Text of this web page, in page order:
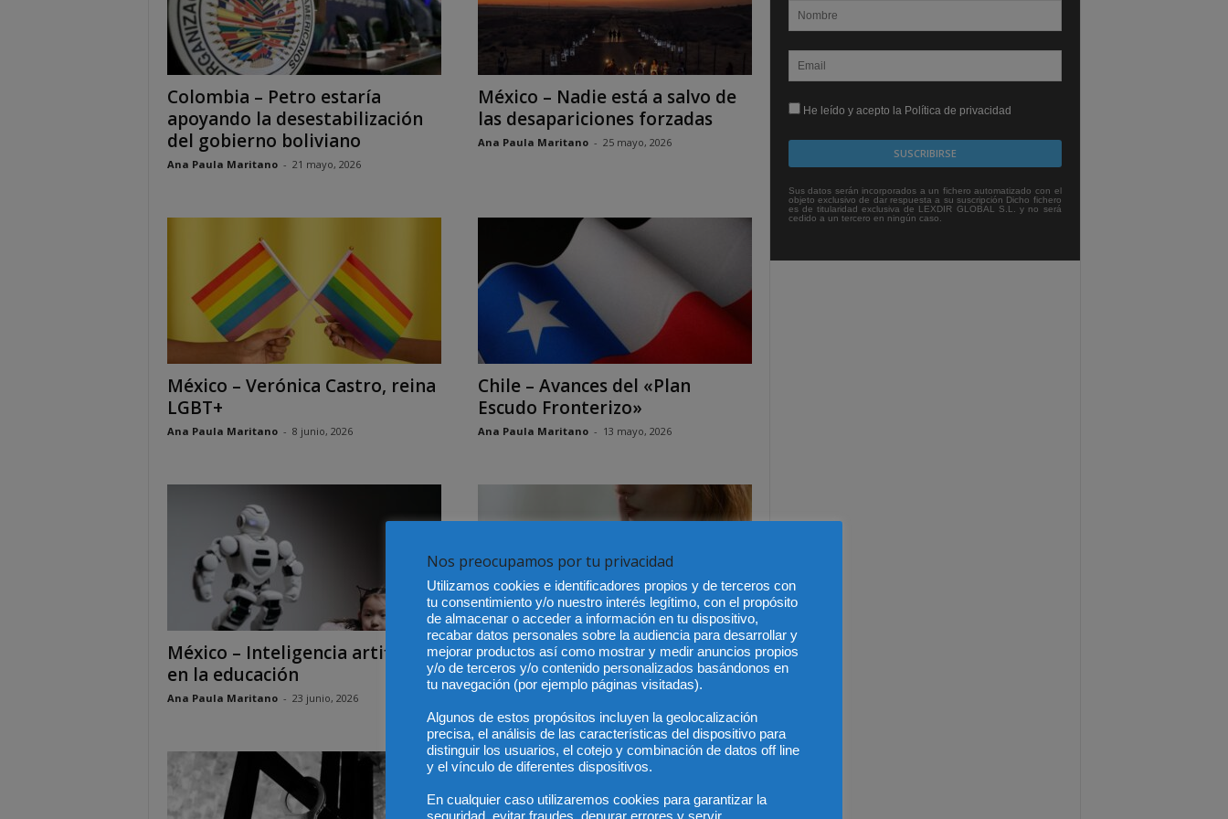
Colombia – Petro estaría
apoyando la desestabilización
del gobierno boliviano
Ana Paula Maritano - 21 mayo, 2026
México – Nadie está a salvo de
las desapariciones forzadas
Ana Paula Maritano - 25 mayo, 2026
México – Verónica Castro, reina
LGBT+
Ana Paula Maritano - 8 junio, 2026
Chile – Avances del «Plan
Escudo Fronterizo»
Ana Paula Maritano - 13 mayo, 2026
México – Inteligencia artificial
en la educación
Ana Paula Maritano - 23 junio, 2026
Chile – Terrorismo, secreto
bancario y lavado de activos
He leído y acepto la Política de privacidad
Sus datos serán incorporados a un fichero automatizado con el
objeto exclusivo de dar respuesta a su suscripción Dicho fichero
es de titularidad exclusiva de LEXDIR GLOBAL S.L. y no será
cedido a un tercero en ningún caso.
Nos preocupamos por tu privacidad
Utilizamos cookies e identificadores propios y de terceros con
tu consentimiento y/o nuestro interés legítimo, con el propósito
de almacenar o acceder a información en tu dispositivo,
recabar datos personales sobre la audiencia para desarrollar y
mejorar productos así como mostrar y medir anuncios propios
y/o de terceros y/o contenido personalizados basándonos en
tu navegación (por ejemplo páginas visitadas).
Algunos de estos propósitos incluyen la geolocalización
precisa, el análisis de las características del dispositivo para
distinguir los usuarios, el cotejo y combinación de datos off line
y el vínculo de diferentes dispositivos.
En cualquier caso utilizaremos cookies para garantizar la